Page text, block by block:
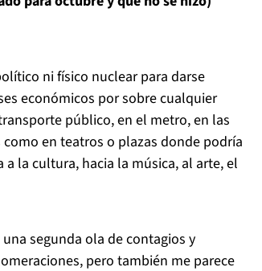
ni físico nuclear para darse
económicos por sobre cualquier
público, en el metro, en las
en teatros o plazas donde podría
la cultura, hacia la música, al arte, el
segunda ola de contagios y
pero también me parece